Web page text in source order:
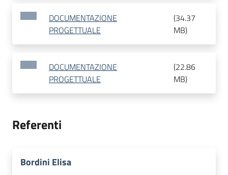
DOCUMENTAZIONE
PROGETTUALE
(34.37
MB)
DOCUMENTAZIONE
PROGETTUALE
(22.86
MB)
Referenti
Bordini Elisa